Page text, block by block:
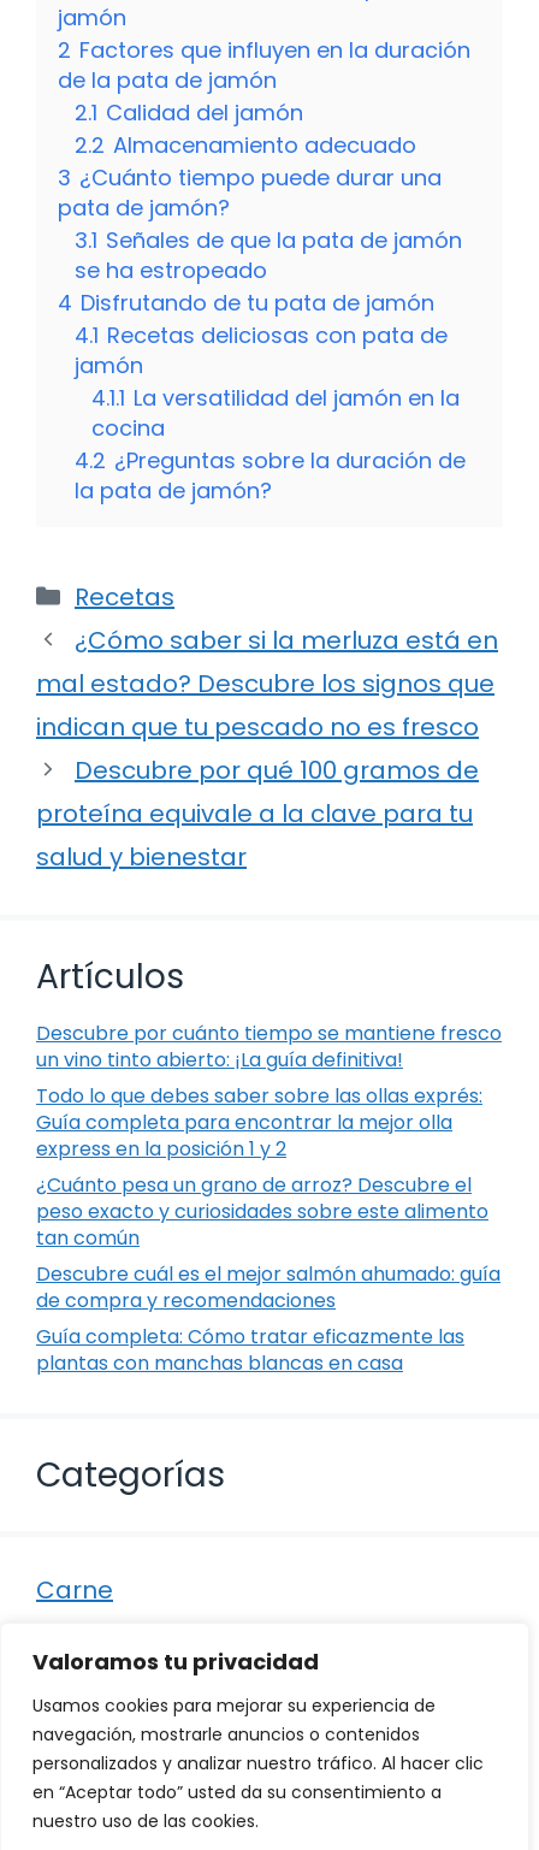
Valoramos tu privacidad
Usamos cookies para mejorar su experiencia de
navegación, mostrarle anuncios o contenidos
personalizados y analizar nuestro tráfico. Al hacer clic
en “Aceptar todo” usted da su consentimiento a
nuestro uso de las cookies.
jamón
2 Factores que influyen en la duración
de la pata de jamón
2.1 Calidad del jamón
2.2 Almacenamiento adecuado
3 ¿Cuánto tiempo puede durar una
pata de jamón?
3.1 Señales de que la pata de jamón
se ha estropeado
4 Disfrutando de tu pata de jamón
4.1 Recetas deliciosas con pata de
jamón
4.1.1 La versatilidad del jamón en la
cocina
4.2 ¿Preguntas sobre la duración de
la pata de jamón?
Categorías
Recetas
¿Cómo saber si la merluza está en
mal estado? Descubre los signos que
indican que tu pescado no es fresco
Descubre por qué 100 gramos de
proteína equivale a la clave para tu
salud y bienestar
Artículos
Descubre por cuánto tiempo se mantiene fresco
un vino tinto abierto: ¡La guía definitiva!
Todo lo que debes saber sobre las ollas exprés:
Guía completa para encontrar la mejor olla
express en la posición 1 y 2
¿Cuánto pesa un grano de arroz? Descubre el
peso exacto y curiosidades sobre este alimento
tan común
Descubre cuál es el mejor salmón ahumado: guía
de compra y recomendaciones
Guía completa: Cómo tratar eficazmente las
plantas con manchas blancas en casa
Categorías
Carne
Otro
Pescado
Recetas